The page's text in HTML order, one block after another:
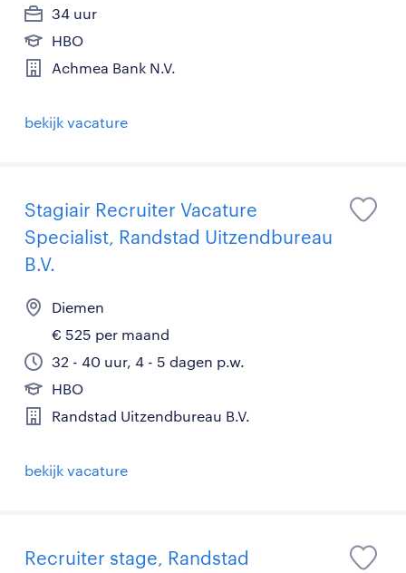
34 uur
HBO
Achmea Bank N.V.
bekijk vacature
Stagiair Recruiter Vacature
Specialist, Randstad Uitzendbureau
B.V.
Diemen
€ 525 per maand
32 - 40 uur, 4 - 5 dagen p.w.
HBO
Randstad Uitzendbureau B.V.
bekijk vacature
Recruiter stage, Randstad